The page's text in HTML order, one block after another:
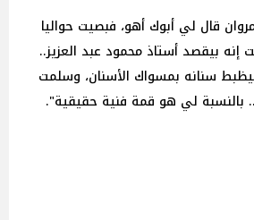
قال لي أبوك أهو، فبصيت حواليا
بيقصد أستاذ محمود عبد العزيز..
سنانه بمسواك الأسنان، وسلمت
بالنسبة لي هو قمة فنية حقيقية".